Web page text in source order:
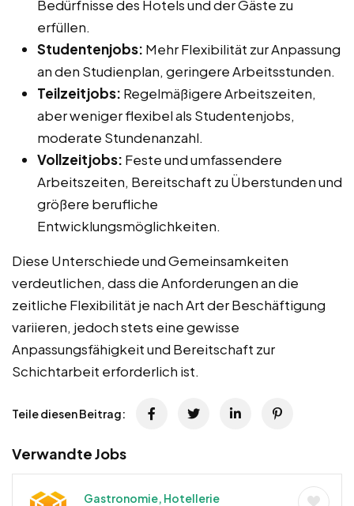
Bedürfnisse des Hotels und der Gäste zu
erfüllen.
Studentenjobs: Mehr Flexibilität zur Anpassung
an den Studienplan, geringere Arbeitsstunden.
Teilzeitjobs: Regelmäßigere Arbeitszeiten,
aber weniger flexibel als Studentenjobs,
moderate Stundenanzahl.
Vollzeitjobs: Feste und umfassendere
Arbeitszeiten, Bereitschaft zu Überstunden und
größere berufliche
Entwicklungsmöglichkeiten.
Diese Unterschiede und Gemeinsamkeiten
verdeutlichen, dass die Anforderungen an die
zeitliche Flexibilität je nach Art der Beschäftigung
variieren, jedoch stets eine gewisse
Anpassungsfähigkeit und Bereitschaft zur
Schichtarbeit erforderlich ist.
Teile diesen Beitrag:
Verwandte Jobs
Gastronomie, Hotellerie